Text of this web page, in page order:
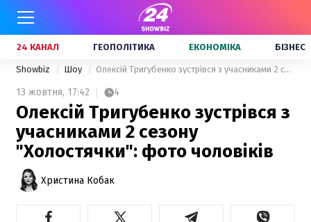
24 КАНАЛ ГЕОПОЛІТИКА ЕКОНОМІКА БІЗНЕС
Showbiz Шоу Олексій Тригубенко зустрівся з учасниками 2 сезону "Холостячки": фото чоловіків
13 жовтня, 17:42 4
Олексій Тригубенко зустрівся з
учасниками 2 сезону
"Холостячки": фото чоловіків
Христина Кобак